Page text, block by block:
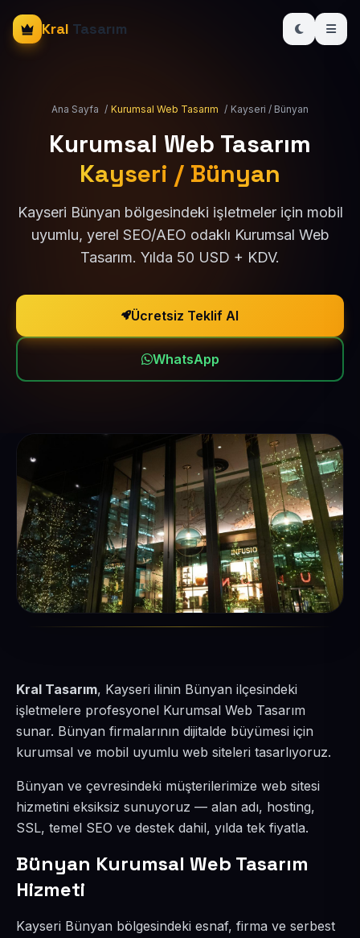
Kral Tasarım
Ana Sayfa / Kurumsal Web Tasarım / Kayseri / Bünyan
Kurumsal Web Tasarım
Kayseri / Bünyan
Kayseri Bünyan bölgesindeki işletmeler için mobil
uyumlu, yerel SEO/AEO odaklı Kurumsal Web
Tasarım. Yılda 50 USD + KDV.
Ücretsiz Teklif Al
WhatsApp
Kral Tasarım, Kayseri ilinin Bünyan ilçesindeki
işletmelere profesyonel Kurumsal Web Tasarım
sunar. Bünyan firmalarının dijitalde büyümesi için
kurumsal ve mobil uyumlu web siteleri tasarlıyoruz.
Bünyan ve çevresindeki müşterilerimize web sitesi
hizmetini eksiksiz sunuyoruz — alan adı, hosting,
SSL, temel SEO ve destek dahil, yılda tek fiyatla.
Bünyan Kurumsal Web Tasarım
Hizmeti
Kayseri Bünyan bölgesindeki esnaf, firma ve serbest